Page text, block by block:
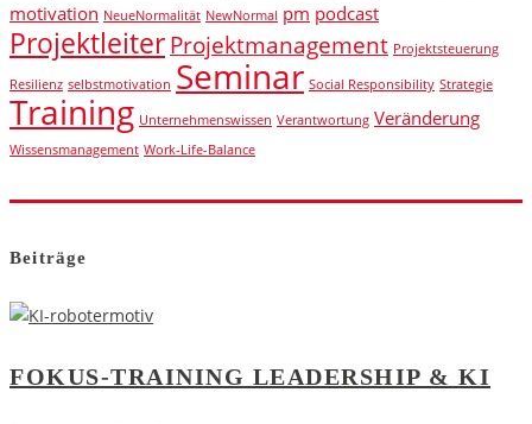
motivation NeueNormalität NewNormal pm podcast
ProjektleiterProjektmanagement Projektsteuerung
Resilienz selbstmotivation Seminar Social Responsibility Strategie
Training Unternehmenswissen Verantwortung Veränderung
Wissensmanagement Work-Life-Balance
Beiträge
FOKUS-TRAINING LEADERSHIP & KI